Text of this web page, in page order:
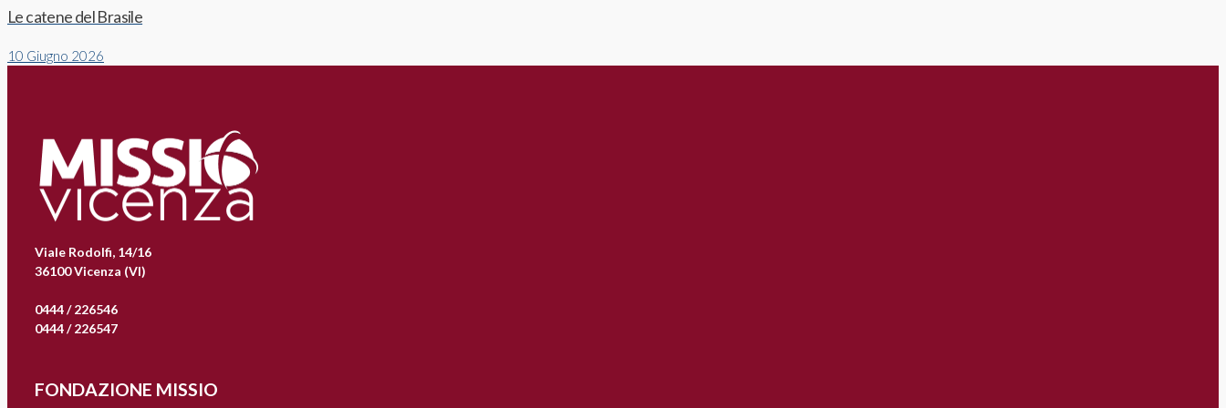
Le catene del Brasile
10 Giugno 2026
Viale Rodolfi, 14/16
36100 Vicenza (VI)
0444 / 226546
0444 / 226547
FONDAZIONE MISSIO